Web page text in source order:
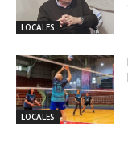
LOCALES
LOCALES